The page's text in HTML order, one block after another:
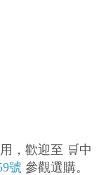
，歡迎至 🛒中
號 參觀選購。